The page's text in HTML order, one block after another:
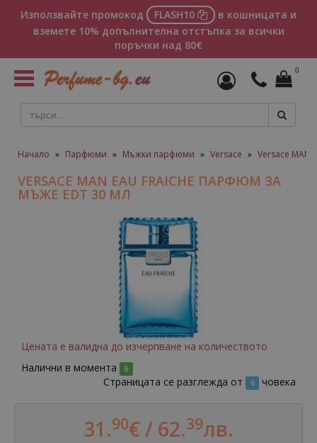
Използвайте промокод FLASH10
в кошницата и
вземете 10% допълнителна отстъпка за всички
поръчки над 80€
Toggle
navigation
0
Начало » Парфюми » Мъжки парфюми » Versace » Versace MAN
VERSACE MAN EAU FRAICHE ПАРФЮМ ЗА
МЪЖЕ EDT 30 МЛ
Цената е валидна до изчерпване на количеството
Налични в момента
6
Страницата се разглежда от 6 човека
31.90€ / 62.39лв.